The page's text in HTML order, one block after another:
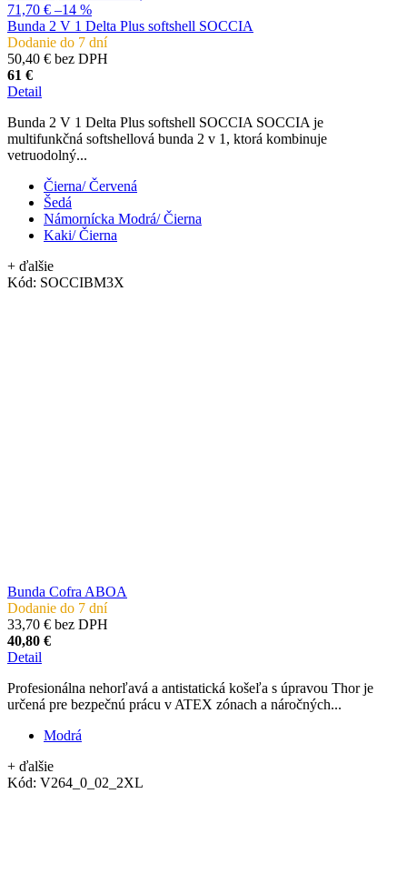
71,70 € –14 %
Bunda 2 V 1 Delta Plus softshell SOCCIA
Dodanie do 7 dní
50,40 € bez DPH
61 €
Detail
Bunda 2 V 1 Delta Plus softshell SOCCIA SOCCIA je
multifunkčná softshellová bunda 2 v 1, ktorá kombinuje
vetruodolný...
Čierna/ Červená
Šedá
Námornícka Modrá/ Čierna
Kaki/ Čierna
+ ďalšie
Kód: SOCCIBM3X
Bunda Cofra ABOA
Dodanie do 7 dní
33,70 € bez DPH
40,80 €
Detail
Profesionálna nehorľavá a antistatická košeľa s úpravou Thor je
určená pre bezpečnú prácu v ATEX zónach a náročných...
Modrá
+ ďalšie
Kód: V264_0_02_2XL